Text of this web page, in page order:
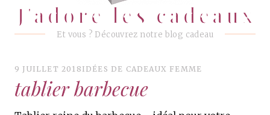
J'adore les cadeaux
Et vous ? Découvrez notre blog cadeau
9 JUILLET 2018 IDÉES DE CADEAUX FEMME
tablier barbecue